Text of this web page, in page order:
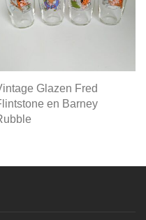
Glazen Fred
en Barney